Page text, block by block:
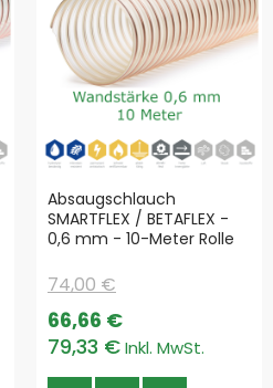
Absaugschlauch
SMARTFLEX / BETAFLEX -
0,6 mm - 10-Meter Rolle
Special
Price
79,33 €
66,66 €
74,00 €